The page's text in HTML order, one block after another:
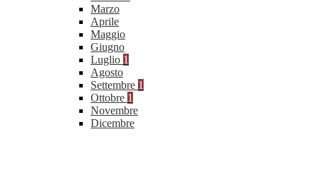
Marzo
Aprile
Maggio
Giugno
Luglio 1
Agosto
Settembre 1
Ottobre 1
Novembre
Dicembre